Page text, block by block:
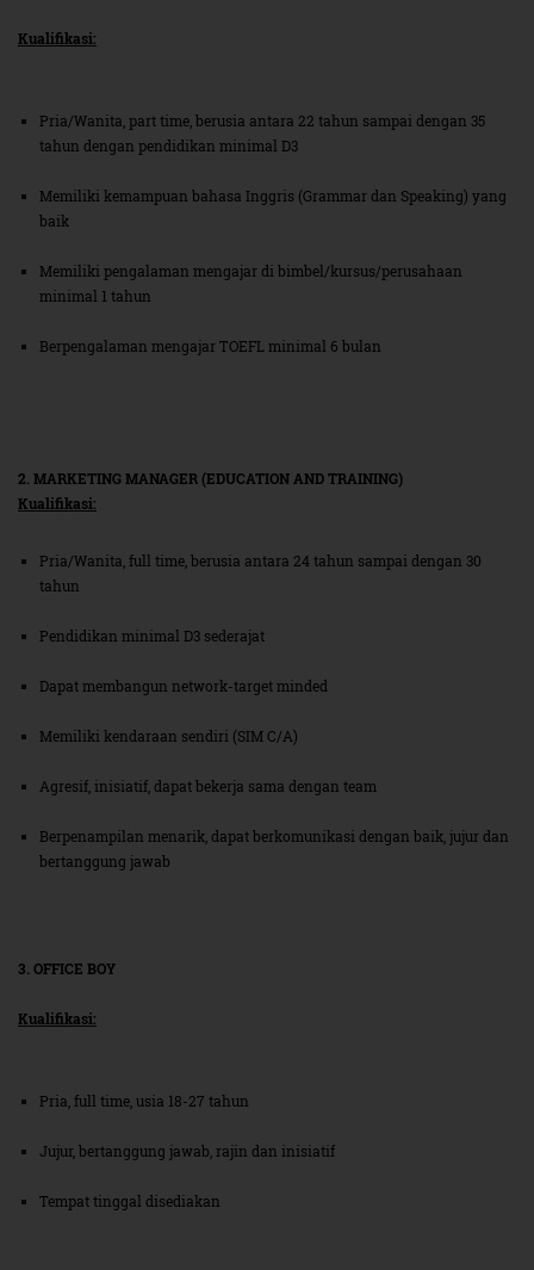
Kualifikasi:
Pria/Wanita, part time, berusia antara 22 tahun sampai dengan 35
tahun dengan pendidikan minimal D3
Memiliki kemampuan bahasa Inggris (Grammar dan Speaking) yang
baik
Memiliki pengalaman mengajar di bimbel/kursus/perusahaan
minimal 1 tahun
Berpengalaman mengajar TOEFL minimal 6 bulan
2. MARKETING MANAGER (EDUCATION AND TRAINING)
Kualifikasi:
Pria/Wanita, full time, berusia antara 24 tahun sampai dengan 30
tahun
Pendidikan minimal D3 sederajat
Dapat membangun network-target minded
Memiliki kendaraan sendiri (SIM C/A)
Agresif, inisiatif, dapat bekerja sama dengan team
Berpenampilan menarik, dapat berkomunikasi dengan baik, jujur dan
bertanggung jawab
3. OFFICE BOY
Kualifikasi:
Pria, full time, usia 18-27 tahun
Jujur, bertanggung jawab, rajin dan inisiatif
Tempat tinggal disediakan